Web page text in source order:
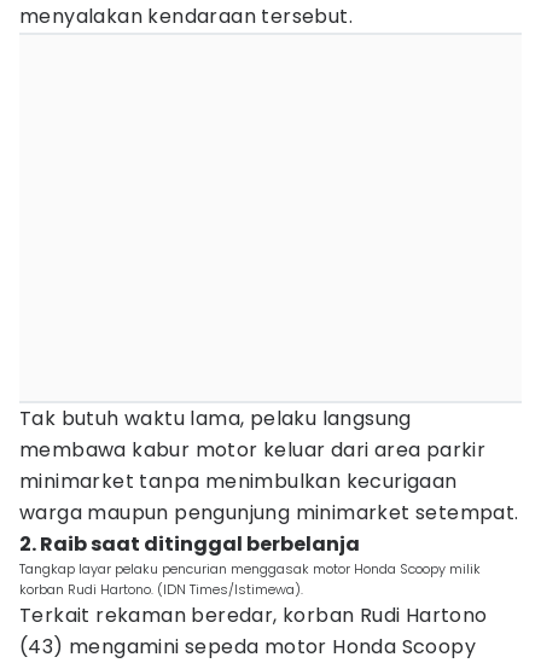
menyalakan kendaraan tersebut.
Tak butuh waktu lama, pelaku langsung
membawa kabur motor keluar dari area parkir
minimarket tanpa menimbulkan kecurigaan
warga maupun pengunjung minimarket setempat.
2. Raib saat ditinggal berbelanja
Tangkap layar pelaku pencurian menggasak motor Honda Scoopy milik
korban Rudi Hartono. (IDN Times/Istimewa).
Terkait rekaman beredar, korban Rudi Hartono
(43) mengamini sepeda motor Honda Scoopy